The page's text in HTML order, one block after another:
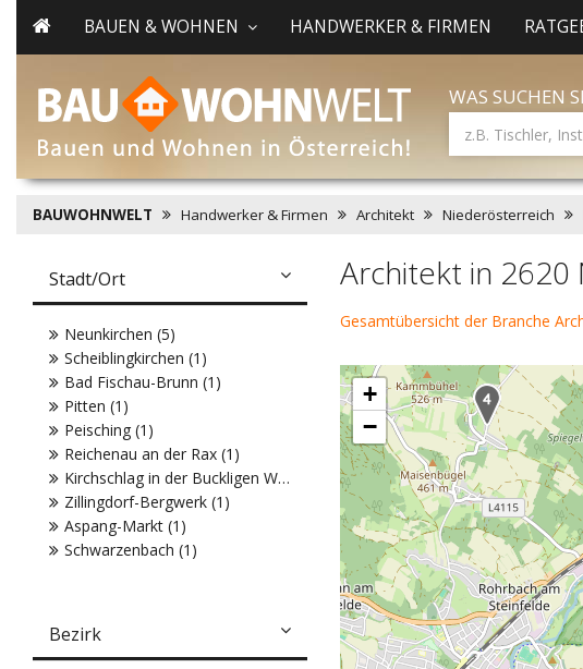
BAUEN & WOHNEN HANDWERKER & FIRMEN
WAS SUCHEN
BAUWOHNWELT Handwerker & Firmen Architekt Niederösterreich
Architekt in 2620
Gesamtübersicht der Branche
+
−
Stadt/Ort
Neunkirchen (5)
Scheiblingkirchen (1)
Bad Fischau-Brunn (1)
Pitten (1)
Peisching (1)
Reichenau an der Rax (1)
Kirchschlag in der Buckligen Welt (1)
Zillingdorf-Bergwerk (1)
Aspang-Markt (1)
Schwarzenbach (1)
Bezirk